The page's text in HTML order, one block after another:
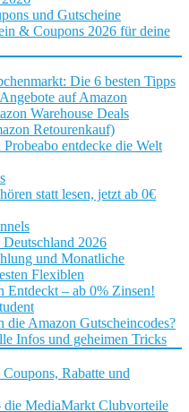
und Gutscheine
& Coupons 2026 für deine
Die 6 besten Tipps
auf Amazon
Warehouse Deals
Retourenkauf)
entdecke die Welt
statt lesen, jetzt ab 0€
2026
und Monatliche
Flexiblen
Entdeckt – ab 0% Zinsen!
die Amazon Gutscheincodes?
Infos und geheimen Tricks
Rabatte und
MediaMarkt Clubvorteile